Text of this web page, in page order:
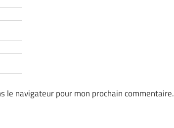
le navigateur pour mon prochain commentaire.